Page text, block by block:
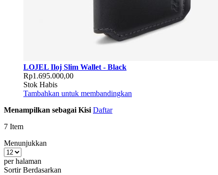
LOJEL Iloj Slim Wallet - Black
Rp1.695.000,00
Stok Habis
Tambahkan untuk membandingkan
Menampilkan sebagai Kisi Daftar
7 Item
Menunjukkan
per halaman
Sortir Berdasarkan